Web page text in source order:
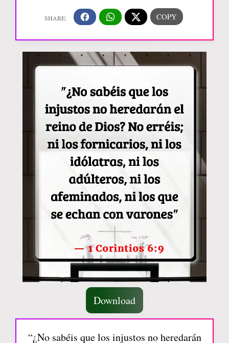
Download
“¿No sabéis que los injustos no heredarán